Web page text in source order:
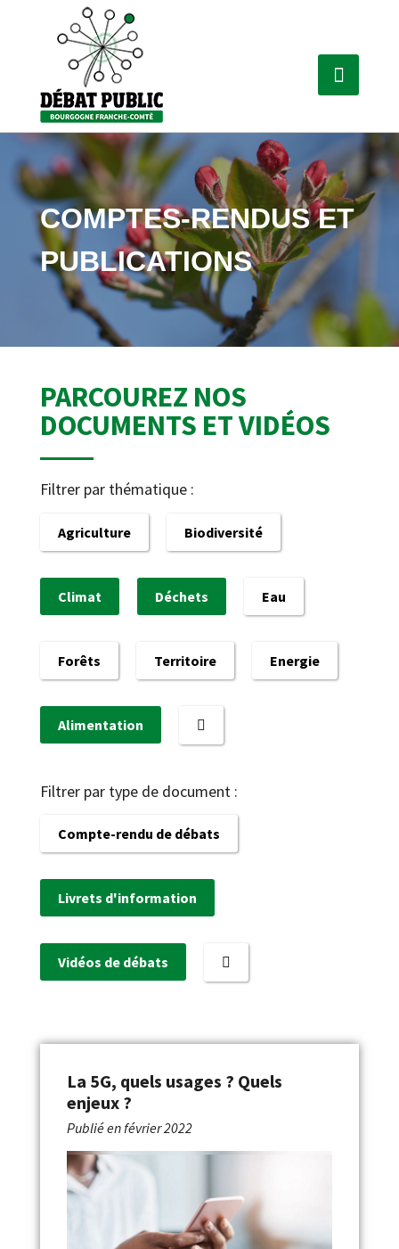
COMPTES-RENDUS ET
PUBLICATIONS
PARCOUREZ NOS
DOCUMENTS ET VIDÉOS
Filtrer par thématique :
Agriculture Biodiversité
Climat Déchets Eau
Forêts Territoire Energie
Alimentation
Filtrer par type de document :
Compte-rendu de débats
Livrets d'information
Vidéos de débats
La 5G, quels usages ? Quels
enjeux ?
Publié enfévrier 2022